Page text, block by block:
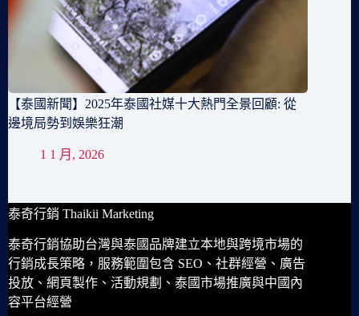
【泰國新聞】2025年泰國社媒十大熱門全景回顧: 從
邊境局勢到娛樂狂潮
1 1 月, 2026
泰奇行銷 Thaikii Marketing
泰奇行銷協助台灣與泰國品牌建立本地與跨境市場的
行銷成長策略，服務範圍包含 SEO、社群經營、廣告
投放、網頁製作、活動規劃、泰國市場推廣與中國內
容平台經營